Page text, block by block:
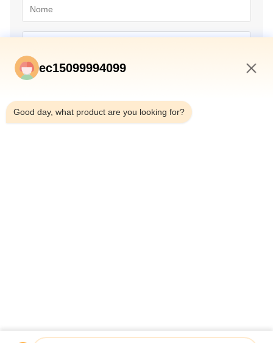
ec15099994099
Good day, what product are you looking for?